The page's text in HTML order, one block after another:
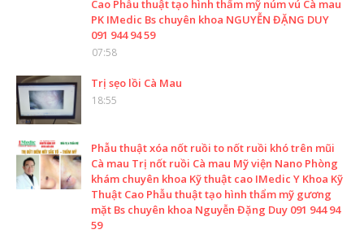
Cao Phẫu thuật tạo hình thẩm mỹ núm vú Cà mau
PK IMedic Bs chuyên khoa NGUYỄN ĐẶNG DUY
091 944 94 59
07:58
Trị sẹo lồi Cà Mau
18:55
Phẫu thuật xóa nốt ruồi to nốt ruồi khó trên mũi
Cà mau Trị nốt ruồi Cà mau Mỹ viện Nano Phòng
khám chuyên khoa Kỹ thuật cao IMedic Y Khoa Kỹ
Thuật Cao Phẫu thuật tạo hình thẩm mỹ gương
mặt Bs chuyên khoa Nguyễn Đặng Duy 091 944 94
59